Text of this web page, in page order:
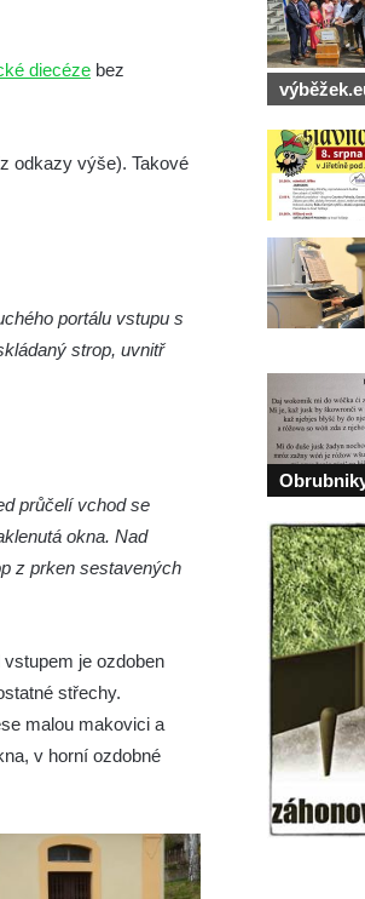
diecéze bez
odkazy výše). Takové
portálu vstupu s
strop, uvnitř
průčelí vchod se
okna. Nad
z prken sestavených
je ozdoben
střechy.
malou makovici a
v horní ozdobné